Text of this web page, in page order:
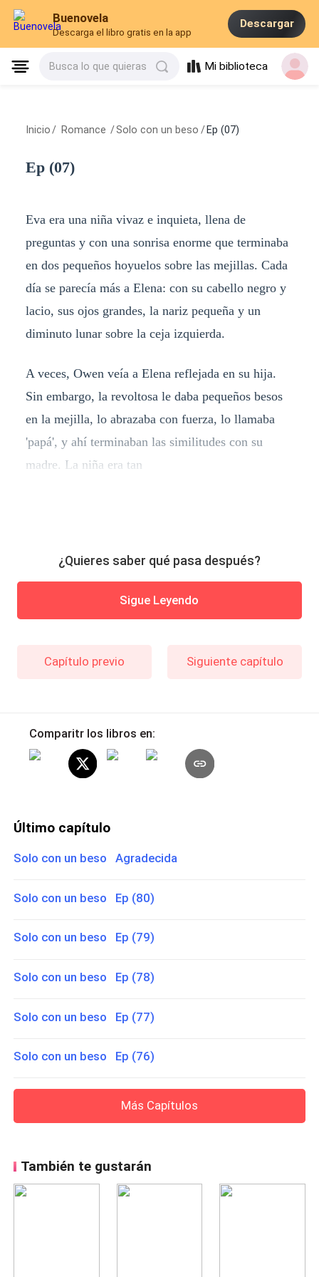
Buenovela
Descarga el libro gratis en la app
Descargar
Busca lo que quieras Mi biblioteca
Inicio / Romance /Solo con un beso / Ep (07)
Ep (07)
Eva era una niña vivaz e inquieta, llena de
preguntas y con una sonrisa enorme que terminaba
en dos pequeños hoyuelos sobre las mejillas. Cada
día se parecía más a Elena: con su cabello negro y
lacio, sus ojos grandes, la nariz pequeña y un
diminuto lunar sobre la ceja izquierda.
A veces, Owen veía a Elena reflejada en su hija.
Sin embargo, la revoltosa le daba pequeños besos
en la mejilla, lo abrazaba con fuerza, lo llamaba
'papá', y ahí terminaban las similitudes con su
madre. La niña era tan
¿Quieres saber qué pasa después?
Sigue Leyendo
Capítulo previo Siguiente capítulo
Comparitr los libros en:
Último capítulo
Solo con un beso Agradecida
Solo con un beso Ep (80)
Solo con un beso Ep (79)
Solo con un beso Ep (78)
Solo con un beso Ep (77)
Solo con un beso Ep (76)
Más Capítulos
También te gustarán